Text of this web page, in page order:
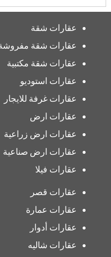
عقارات شقة
عقارات شقة مفروشة
عقارات شقة مكتبية
عقارات استوديو
عقارات غرفة للايجار
عقارات ارض
عقارات ارض زراعية
عقارات ارض صناعية
عقارات فيلا
عقارات قصر
عقارات عمارة
عقارات أدوار
عقارات شاليه